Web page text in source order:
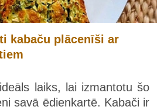
kabaču plācenīši ar
laiks, lai izmantotu šo
savā ēdienkartē. Kabači ir